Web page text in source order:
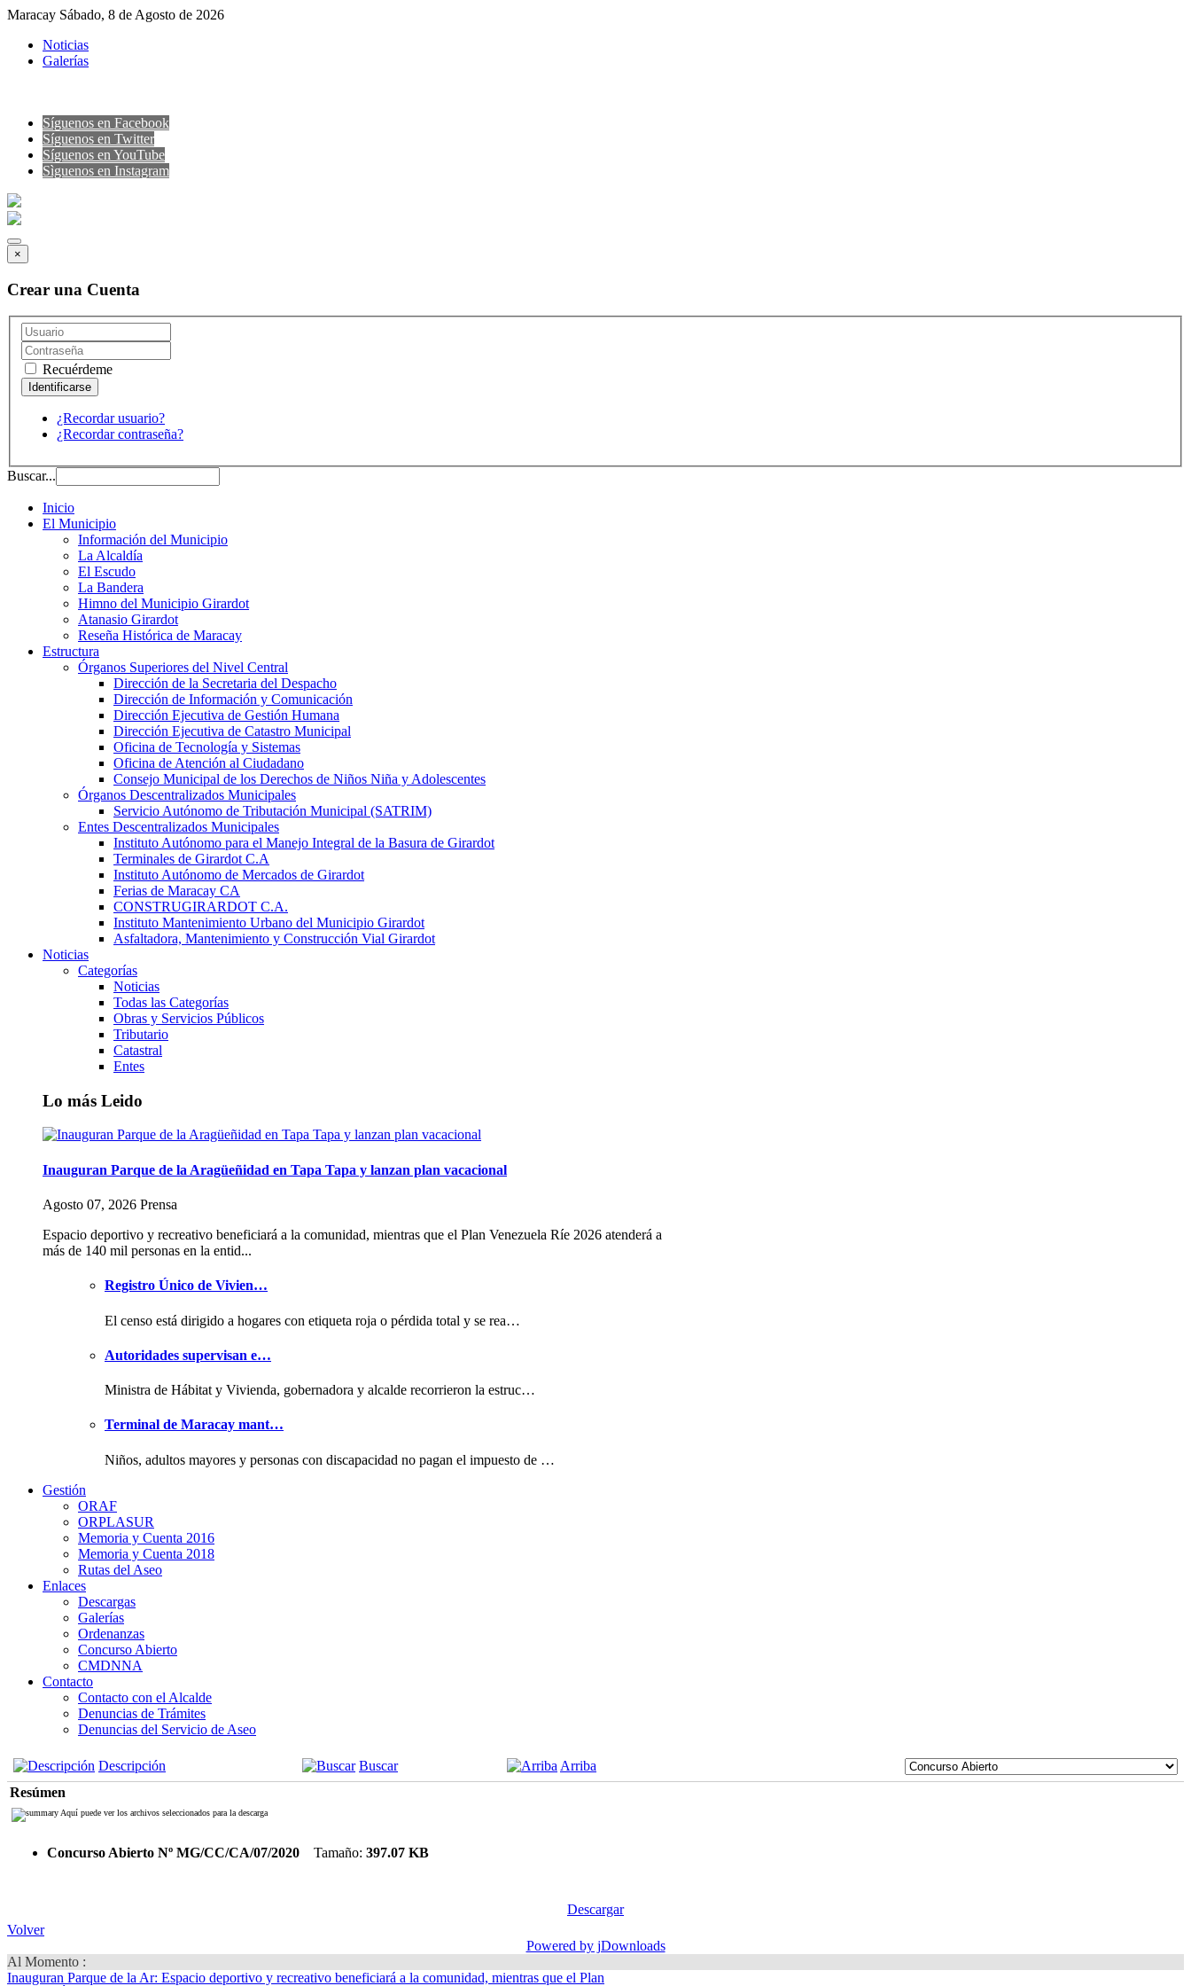
Maracay Sábado, 8 de Agosto de 2026
Noticias
Galerías
Síguenos en Facebook
Síguenos en Twitter
Síguenos en YouTube
Sìguenos en Instagram
×
Crear una Cuenta
Recuérdeme
¿Recordar usuario?
¿Recordar contraseña?
Buscar...
Inicio
El Municipio
Información del Municipio
La Alcaldía
El Escudo
La Bandera
Himno del Municipio Girardot
Atanasio Girardot
Reseña Histórica de Maracay
Estructura
Órganos Superiores del Nivel Central
Dirección de la Secretaria del Despacho
Dirección de Información y Comunicación
Dirección Ejecutiva de Gestión Humana
Dirección Ejecutiva de Catastro Municipal
Oficina de Tecnología y Sistemas
Oficina de Atención al Ciudadano
Consejo Municipal de los Derechos de Niños Niña y Adolescentes
Órganos Descentralizados Municipales
Servicio Autónomo de Tributación Municipal (SATRIM)
Entes Descentralizados Municipales
Instituto Autónomo para el Manejo Integral de la Basura de Girardot
Terminales de Girardot C.A
Instituto Autónomo de Mercados de Girardot
Ferias de Maracay CA
CONSTRUGIRARDOT C.A.
Instituto Mantenimiento Urbano del Municipio Girardot
Asfaltadora, Mantenimiento y Construcción Vial Girardot
Noticias
Categorías
Noticias
Todas las Categorías
Obras y Servicios Públicos
Tributario
Catastral
Entes
Lo más Leido
Inauguran Parque de la Aragüeñidad en Tapa Tapa y lanzan plan vacacional
Agosto 07, 2026 Prensa
Espacio deportivo y recreativo beneficiará a la comunidad, mientras que el Plan Venezuela Ríe 2026 atenderá a
más de 140 mil personas en la entid...
Registro Único de Vivien…
El censo está dirigido a hogares con etiqueta roja o pérdida total y se rea…
Autoridades supervisan e…
Ministra de Hábitat y Vivienda, gobernadora y alcalde recorrieron la estruc…
Terminal de Maracay mant…
Niños, adultos mayores y personas con discapacidad no pagan el impuesto de …
Gestión
ORAF
ORPLASUR
Memoria y Cuenta 2016
Memoria y Cuenta 2018
Rutas del Aseo
Enlaces
Descargas
Galerías
Ordenanzas
Concurso Abierto
CMDNNA
Contacto
Contacto con el Alcalde
Denuncias de Trámites
Denuncias del Servicio de Aseo
Descripción Buscar
Arriba
Resúmen
Aquí puede ver los archivos seleccionados para la descarga
Concurso Abierto Nº MG/CC/CA/07/2020 Tamaño: 397.07 KB
Descargar
Volver
Powered by jDownloads
Al Momento :
Inauguran Parque de la Ar: Espacio deportivo y recreativo beneficiará a la comunidad, mientras que el Plan